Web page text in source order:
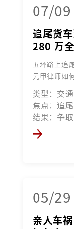
07/09
追尾货
280 万
五环路上追
元甲律师如
类型：交
焦点：追
结果：争
05/29
亲人车